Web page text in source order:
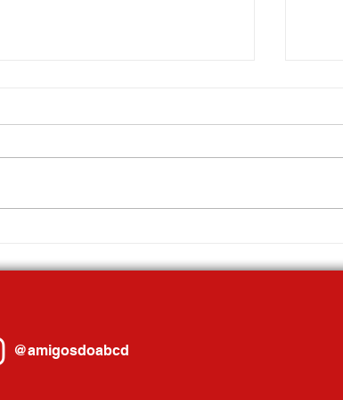
maior evento jurídico do Brasil,
em
@amigosdoabcd